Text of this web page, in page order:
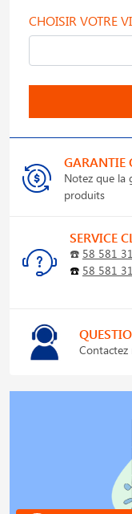
CHOISIR VOTRE
GARANTIE
Notez que la
produits
SERVICE
☎️ 58 581
☎️ 58 581
Contactez